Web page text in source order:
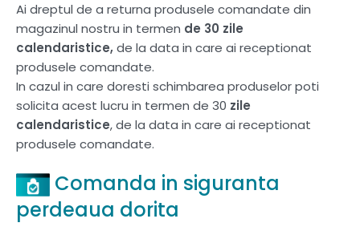
Ai dreptul de a returna produsele comandate din
magazinul nostru in termen de 30 zile
calendaristice,de la data in care ai receptionat
produsele comandate.
In cazul in care doresti schimbarea produselor poti
solicita acest lucru in termen de 30 zile
calendaristice, de la data in care ai receptionat
produsele comandate.
Comanda in siguranta
perdeaua dorita